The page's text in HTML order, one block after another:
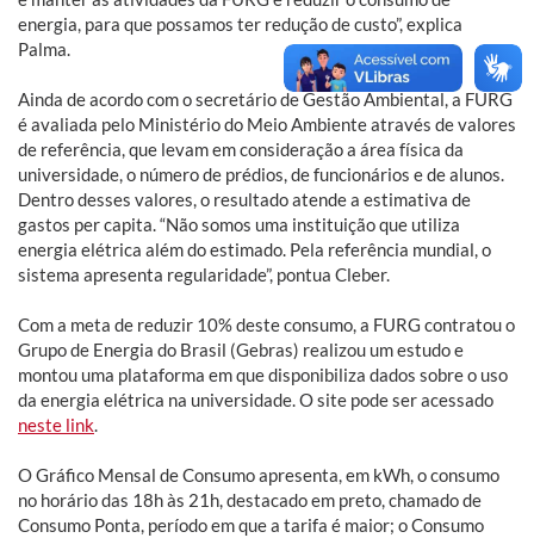
energia, para que possamos ter redução de custo”, explica
Palma.
Ainda de acordo com o secretário de Gestão Ambiental, a FURG
é avaliada pelo Ministério do Meio Ambiente através de valores
de referência, que levam em consideração a área física da
universidade, o número de prédios, de funcionários e de alunos.
Dentro desses valores, o resultado atende a estimativa de
gastos per capita. “Não somos uma instituição que utiliza
energia elétrica além do estimado. Pela referência mundial, o
sistema apresenta regularidade”, pontua Cleber.
Com a meta de reduzir 10% deste consumo, a FURG contratou o
Grupo de Energia do Brasil (Gebras) realizou um estudo e
montou uma plataforma em que disponibiliza dados sobre o uso
da energia elétrica na universidade. O site pode ser acessado
neste link.
O Gráfico Mensal de Consumo apresenta, em kWh, o consumo
no horário das 18h às 21h, destacado em preto, chamado de
Consumo Ponta, período em que a tarifa é maior; o Consumo